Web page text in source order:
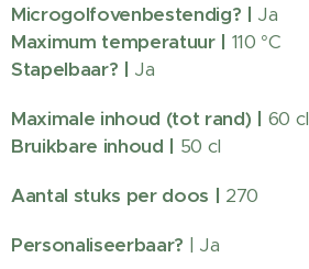
Microgolfovenbestendig? | Ja
Maximum temperatuur | 110 °C
Stapelbaar? | Ja
Maximale inhoud (tot rand) | 60 cl
Bruikbare inhoud | 50 cl
Aantal stuks per doos | 270
Personaliseerbaar? | Ja